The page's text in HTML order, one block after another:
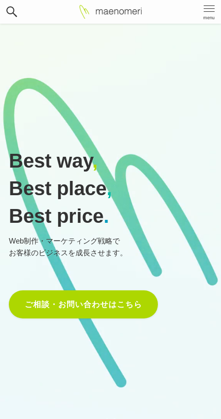
menu
Best way,
Best place,
Best price.
Web制作・マーケティング戦略で
お客様のビジネスを成長させます。
ご相談・お問い合わせはこちら